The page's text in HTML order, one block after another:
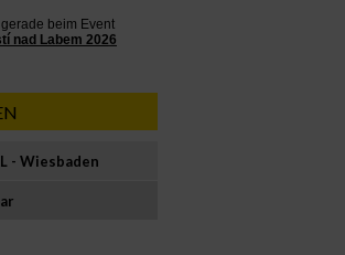
- Wiesbaden